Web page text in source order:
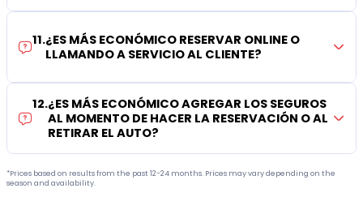
11.¿ES MÁS ECONÓMICO RESERVAR ONLINE O
LLAMANDO A SERVICIO AL CLIENTE?
12.¿ES MÁS ECONÓMICO AGREGAR LOS SEGUROS
AL MOMENTO DE HACER LA RESERVACIÓN O AL
RETIRAR EL AUTO?
*Prices based on results from the past 12-24 months. Prices may vary depending on the
season and availability.